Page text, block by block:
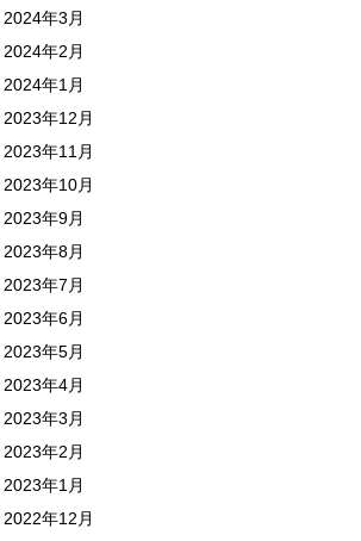
2024年3月
2024年2月
2024年1月
2023年12月
2023年11月
2023年10月
2023年9月
2023年8月
2023年7月
2023年6月
2023年5月
2023年4月
2023年3月
2023年2月
2023年1月
2022年12月